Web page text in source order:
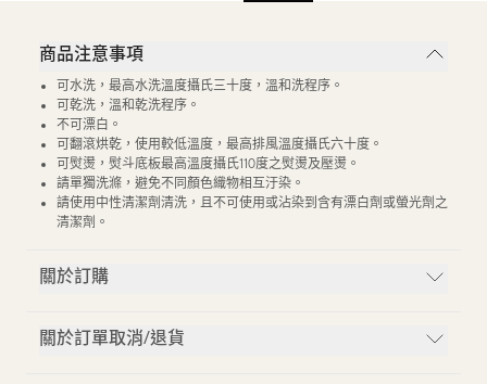
商品注意事項
可水洗，最高水洗溫度攝氏三十度，溫和洗程序。
可乾洗，溫和乾洗程序。
不可漂白。
可翻滾烘乾，使用較低溫度，最高排風溫度攝氏六十度。
可熨燙，熨斗底板最高溫度攝氏110度之熨燙及壓燙。
請單獨洗滌，避免不同顏色織物相互汙染。
請使用中性清潔劑清洗，且不可使用或沾染到含有漂白劑或螢光劑之
清潔劑。
關於訂購
關於訂單取消/退貨